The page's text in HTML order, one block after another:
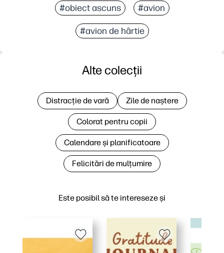
#obiect ascuns #avion
#avion de hârtie
Este posibil să te intereseze și
Alte colecții
Distracție de vară Zile de naștere
Colorat pentru copii
Calendare și planificatoare
Felicitări de mulțumire